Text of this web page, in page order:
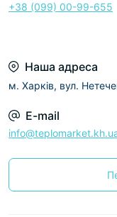
+38 (099) 00-99-655
Наша адреса
м. Харків, вул.
E-mail